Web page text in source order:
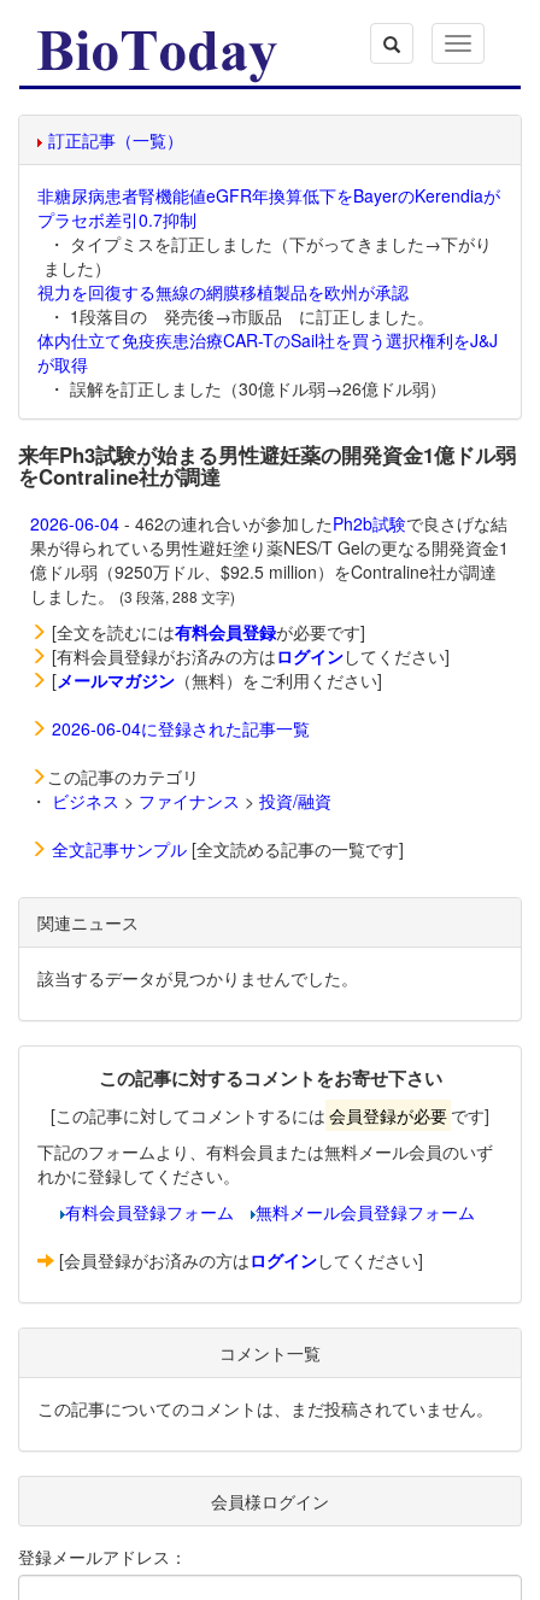
Toggle
navigation
訂正記事（一覧）
非糖尿病患者腎機能値eGFR年換算低下をBayerのKerendiaが
プラセボ差引0.7抑制
・ タイプミスを訂正しました（下がってきました→下がり
ました）
視力を回復する無線の網膜移植製品を欧州が承認
・ 1段落目の 発売後→市販品 に訂正しました。
体内仕立て免疫疾患治療CAR-TのSail社を買う選択権利をJ&J
が取得
・ 誤解を訂正しました（30億ドル弱→26億ドル弱）
来年Ph3試験が始まる男性避妊薬の開発資金1億ドル弱
をContraline社が調達
2026-06-04 - 462の連れ合いが参加したPh2b試験で良さげな結
果が得られている男性避妊塗り薬NES/T Gelの更なる開発資金1
億ドル弱（9250万ドル、$92.5 million）をContraline社が調達
しました。
(3 段落, 288 文字)
[全文を読むには有料会員登録が必要です]
[有料会員登録がお済みの方はログインしてください]
[メールマガジン （無料）をご利用ください]
2026-06-04に登録された記事一覧
この記事のカテゴリ
・ ビジネス > ファイナンス > 投資/融資
全文記事サンプル [全文読める記事の一覧です]
関連ニュース
該当するデータが見つかりませんでした。
この記事に対するコメントをお寄せ下さい
[この記事に対してコメントするには 会員登録が必要 です]
下記のフォームより、有料会員または無料メール会員のいず
れかに登録してください。
有料会員登録フォーム
無料メール会員登録フォーム
[会員登録がお済みの方はログインしてください]
コメント一覧
この記事についてのコメントは、まだ投稿されていません。
会員様ログイン
登録メールアドレス：